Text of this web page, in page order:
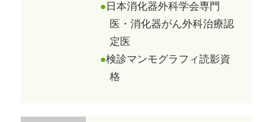
日本消化器外科学会専門
医・消化器がん外科治療認
定医
検診マンモグラフィ読影資
格